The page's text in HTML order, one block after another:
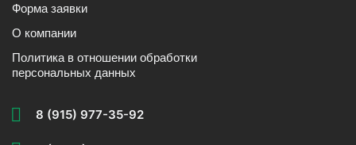
Форма заявки
О компании
Политика в отношении обработки
персональных данных
8 (915) 977-35-92